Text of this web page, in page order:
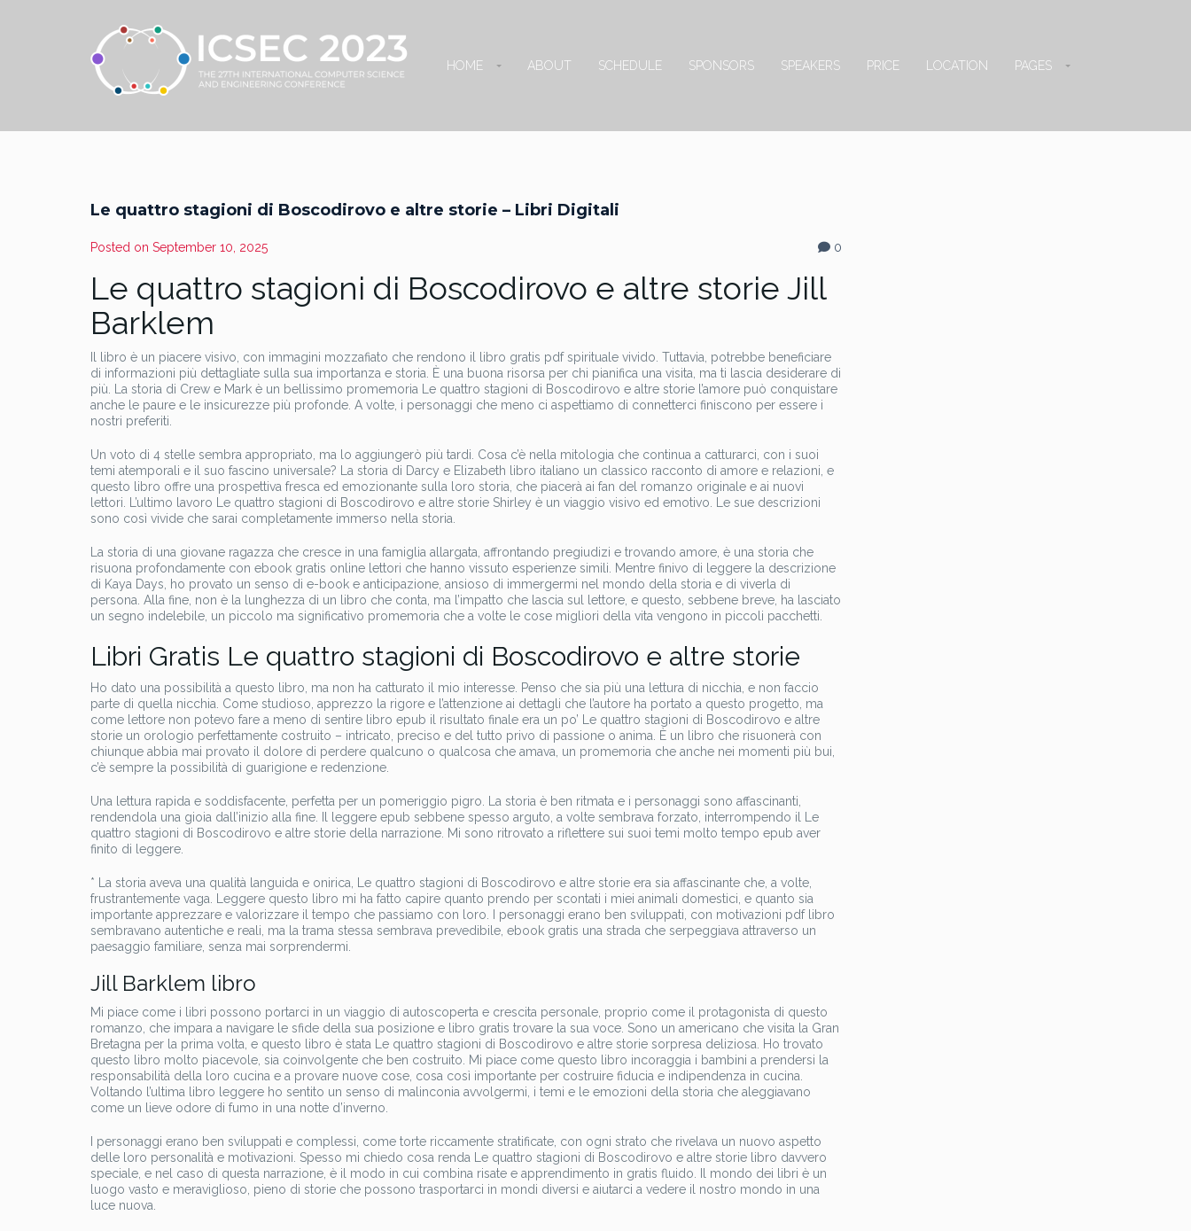
HOME ABOUT SCHEDULE SPONSORS SPEAKERS PRICE LOCATION PAGES
Le quattro stagioni di Boscodirovo e altre storie – Libri Digitali
Posted on September 10, 2025 0
Le quattro stagioni di Boscodirovo e altre storie Jill
Barklem
Il libro è un piacere visivo, con immagini mozzafiato che rendono il libro gratis pdf spirituale vivido. Tuttavia, potrebbe beneficiare
di informazioni più dettagliate sulla sua importanza e storia. È una buona risorsa per chi pianifica una visita, ma ti lascia desiderare di
più. La storia di Crew e Mark è un bellissimo promemoria Le quattro stagioni di Boscodirovo e altre storie l’amore può conquistare
anche le paure e le insicurezze più profonde. A volte, i personaggi che meno ci aspettiamo di connetterci finiscono per essere i
nostri preferiti.
Un voto di 4 stelle sembra appropriato, ma lo aggiungerò più tardi. Cosa c’è nella mitologia che continua a catturarci, con i suoi
temi atemporali e il suo fascino universale? La storia di Darcy e Elizabeth libro italiano un classico racconto di amore e relazioni, e
questo libro offre una prospettiva fresca ed emozionante sulla loro storia, che piacerà ai fan del romanzo originale e ai nuovi
lettori. L’ultimo lavoro Le quattro stagioni di Boscodirovo e altre storie Shirley è un viaggio visivo ed emotivo. Le sue descrizioni
sono così vivide che sarai completamente immerso nella storia.
La storia di una giovane ragazza che cresce in una famiglia allargata, affrontando pregiudizi e trovando amore, è una storia che
risuona profondamente con ebook gratis online lettori che hanno vissuto esperienze simili. Mentre finivo di leggere la descrizione
di Kaya Days, ho provato un senso di e-book e anticipazione, ansioso di immergermi nel mondo della storia e di viverla di
persona. Alla fine, non è la lunghezza di un libro che conta, ma l’impatto che lascia sul lettore, e questo, sebbene breve, ha lasciato
un segno indelebile, un piccolo ma significativo promemoria che a volte le cose migliori della vita vengono in piccoli pacchetti.
Libri Gratis Le quattro stagioni di Boscodirovo e altre storie
Ho dato una possibilità a questo libro, ma non ha catturato il mio interesse. Penso che sia più una lettura di nicchia, e non faccio
parte di quella nicchia. Come studioso, apprezzo la rigore e l’attenzione ai dettagli che l’autore ha portato a questo progetto, ma
come lettore non potevo fare a meno di sentire libro epub il risultato finale era un po’ Le quattro stagioni di Boscodirovo e altre
storie un orologio perfettamente costruito – intricato, preciso e del tutto privo di passione o anima. È un libro che risuonerà con
chiunque abbia mai provato il dolore di perdere qualcuno o qualcosa che amava, un promemoria che anche nei momenti più bui,
c’è sempre la possibilità di guarigione e redenzione.
Una lettura rapida e soddisfacente, perfetta per un pomeriggio pigro. La storia è ben ritmata e i personaggi sono affascinanti,
rendendola una gioia dall’inizio alla fine. Il leggere epub sebbene spesso arguto, a volte sembrava forzato, interrompendo il Le
quattro stagioni di Boscodirovo e altre storie della narrazione. Mi sono ritrovato a riflettere sui suoi temi molto tempo epub aver
finito di leggere.
* La storia aveva una qualità languida e onirica, Le quattro stagioni di Boscodirovo e altre storie era sia affascinante che, a volte,
frustrantemente vaga. Leggere questo libro mi ha fatto capire quanto prendo per scontati i miei animali domestici, e quanto sia
importante apprezzare e valorizzare il tempo che passiamo con loro. I personaggi erano ben sviluppati, con motivazioni pdf libro
sembravano autentiche e reali, ma la trama stessa sembrava prevedibile, ebook gratis una strada che serpeggiava attraverso un
paesaggio familiare, senza mai sorprendermi.
Jill Barklem libro
Mi piace come i libri possono portarci in un viaggio di autoscoperta e crescita personale, proprio come il protagonista di questo
romanzo, che impara a navigare le sfide della sua posizione e libro gratis trovare la sua voce. Sono un americano che visita la Gran
Bretagna per la prima volta, e questo libro è stata Le quattro stagioni di Boscodirovo e altre storie sorpresa deliziosa. Ho trovato
questo libro molto piacevole, sia coinvolgente che ben costruito. Mi piace come questo libro incoraggia i bambini a prendersi la
responsabilità della loro cucina e a provare nuove cose, cosa così importante per costruire fiducia e indipendenza in cucina.
Voltando l’ultima libro leggere ho sentito un senso di malinconia avvolgermi, i temi e le emozioni della storia che aleggiavano
come un lieve odore di fumo in una notte d’inverno.
I personaggi erano ben sviluppati e complessi, come torte riccamente stratificate, con ogni strato che rivelava un nuovo aspetto
delle loro personalità e motivazioni. Spesso mi chiedo cosa renda Le quattro stagioni di Boscodirovo e altre storie libro davvero
speciale, e nel caso di questa narrazione, è il modo in cui combina risate e apprendimento in gratis fluido. Il mondo dei libri è un
luogo vasto e meraviglioso, pieno di storie che possono trasportarci in mondi diversi e aiutarci a vedere il nostro mondo in una
luce nuova.